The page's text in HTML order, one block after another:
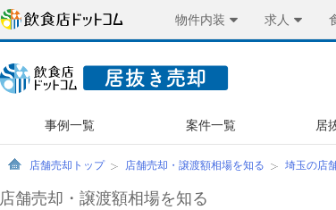
物件内装 求人
事例一覧 案件一覧 居
店舗売却トップ 店舗売却・譲渡額相場を知る 埼玉の店
店舗売却・譲渡額相場を知る